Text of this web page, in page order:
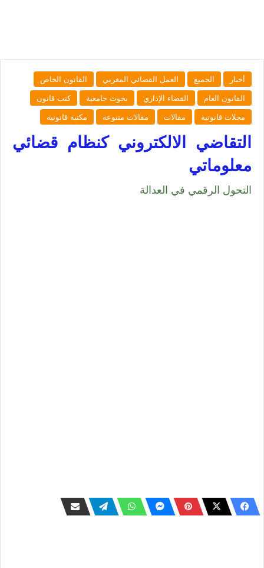
أخبار الجميع العمل القضائي المغربي
القانون الخاص
القانون العام
القضاء الإداري بحوث جامعية
كتب قانون
مجلات قانونية
مقالات مقالات متنوعة مكتبة قانونية
التقاضي الالكتروني كنظام قضائي
معلوماتي
التحول الرقمي في العدالة